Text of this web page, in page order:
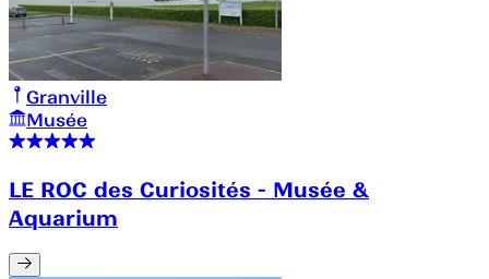
Granville
Musée
LE ROC des Curiosités - Musée &
Aquarium